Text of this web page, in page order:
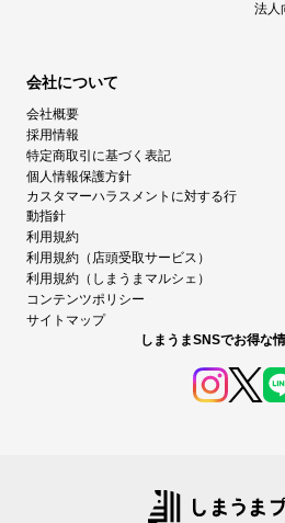
法人
会社について
会社概要
採用情報
特定商取引に基づく表記
個人情報保護方針
カスタマーハラスメントに対する行
動指針
利用規約
利用規約（店頭受取サービス）
利用規約（しまうまマルシェ）
コンテンツポリシー
サイトマップ
しまうまSNSでお得な